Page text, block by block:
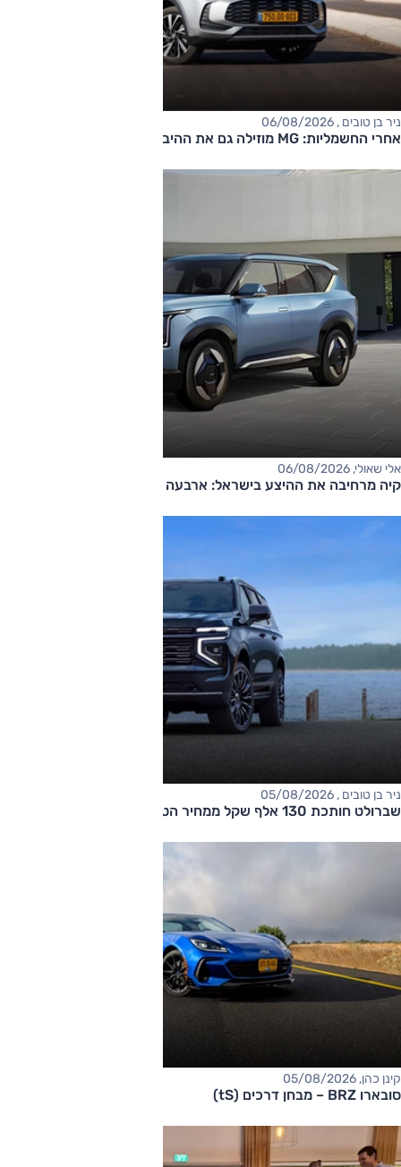
ניר בן טובים , 06/08/2026
אחרי החשמליות: MG מוזילה גם את ההיברידיות
אלי שאולי, 06/08/2026
קיה מרחיבה את ההיצע בישראל: ארבעה דגמים חדשים בדרך
ניר בן טובים , 05/08/2026
שברולט חותכת 130 אלף שקל ממחיר הטאהו
קינן כהן, 05/08/2026
סובארו BRZ – מבחן דרכים (tS)